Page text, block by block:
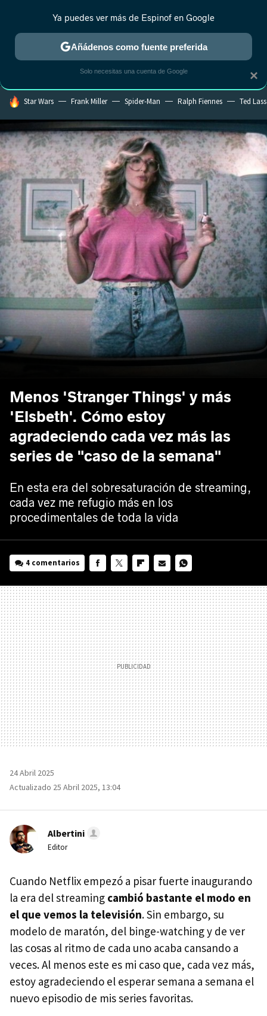
ESTRENOS REALITY ANIME RANKINGS CINE
HOY SE HABLA DE
Star Wars Frank Miller Spider-Man Ralph Fiennes Ted
Menos 'Stranger Things' y más
'Elsbeth'. Cómo estoy
agradeciendo cada vez más las
series de "caso de la semana"
En esta era del sobresaturación de streaming,
cada vez me refugio más en los
procedimentales de toda la vida
4 comentarios
MAIL
24 Abril 2025
Actualizado 25 Abril 2025, 13:04
Albertini
Editor
Cuando Netflix empezó a pisar fuerte inaugurando
la era del streaming cambió bastante el modo en
el que vemos la televisión. Sin embargo, su
modelo de maratón, del binge-watching y de ver
las cosas al ritmo de cada uno acaba cansando a
veces. Al menos este es mi caso que, cada vez más,
estoy agradeciendo el esperar semana a semana el
nuevo episodio de mis series favoritas.
×
Ya puedes ver más de Espinof en Google
Añádenos como fuente preferida
Solo necesitas una cuenta de Google